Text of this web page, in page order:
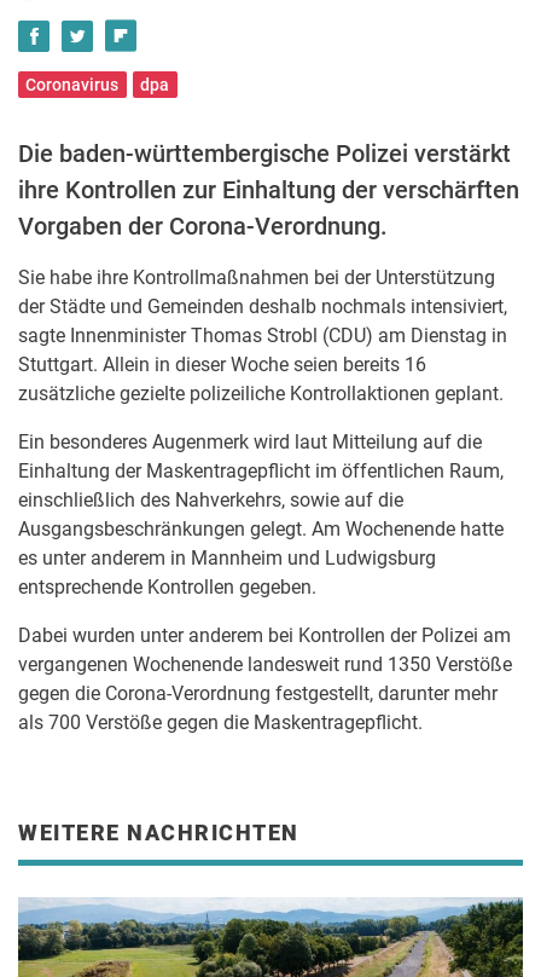
Coronavirus dpa
Die baden-württembergische Polizei verstärkt
ihre Kontrollen zur Einhaltung der verschärften
Vorgaben der Corona-Verordnung.
Sie habe ihre Kontrollmaßnahmen bei der Unterstützung
der Städte und Gemeinden deshalb nochmals intensiviert,
sagte Innenminister Thomas Strobl (CDU) am Dienstag in
Stuttgart. Allein in dieser Woche seien bereits 16
zusätzliche gezielte polizeiliche Kontrollaktionen geplant.
Ein besonderes Augenmerk wird laut Mitteilung auf die
Einhaltung der Maskentragepflicht im öffentlichen Raum,
einschließlich des Nahverkehrs, sowie auf die
Ausgangsbeschränkungen gelegt. Am Wochenende hatte
es unter anderem in Mannheim und Ludwigsburg
entsprechende Kontrollen gegeben.
Dabei wurden unter anderem bei Kontrollen der Polizei am
vergangenen Wochenende landesweit rund 1350 Verstöße
gegen die Corona-Verordnung festgestellt, darunter mehr
als 700 Verstöße gegen die Maskentragepflicht.
WEITERE NACHRICHTEN